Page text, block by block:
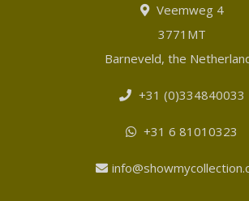
Veemweg 4
3771MT
Barneveld, the
+31 (0)334840033
+31 6 81010323